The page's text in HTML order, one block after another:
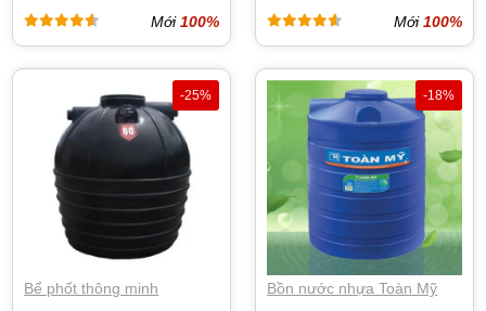
Mới100% Mới100%
-25%
Bể phốt thông minh
-18%
Bồn nước nhựa Toàn Mỹ